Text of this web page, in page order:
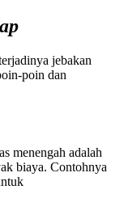
jebakan
poin dan
menengah adalah
biaya. Contohnya